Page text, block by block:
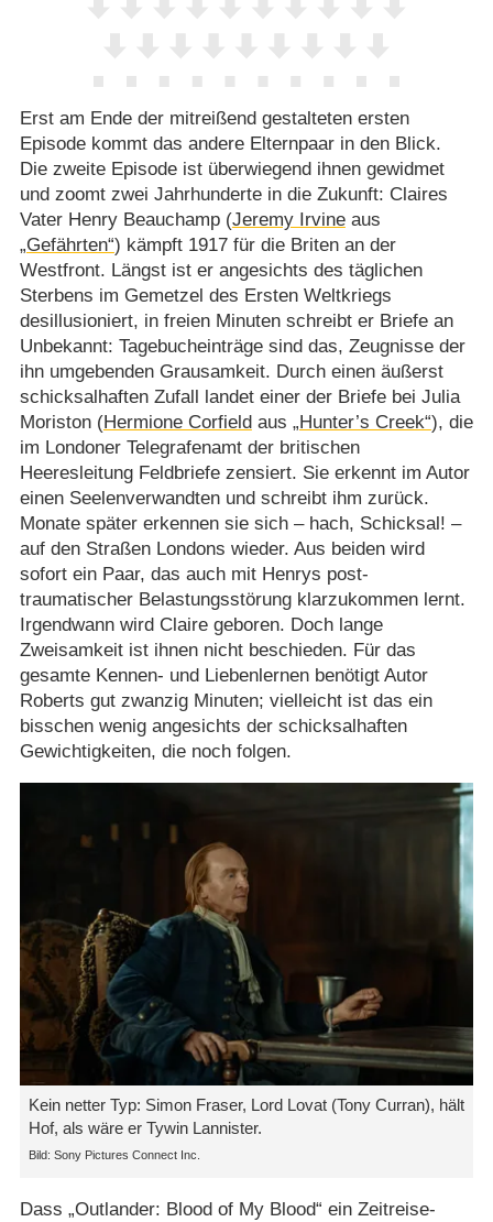
Erst am Ende der mitreißend gestalteten ersten
Episode kommt das andere Elternpaar in den Blick.
Die zweite Episode ist überwiegend ihnen gewidmet
und zoomt zwei Jahrhunderte in die Zukunft: Claires
Vater Henry Beauchamp (Jeremy Irvineaus
„Gefährten“) kämpft 1917 für die Briten an der
Westfront. Längst ist er angesichts des täglichen
Sterbens im Gemetzel des Ersten Weltkriegs
desillusioniert, in freien Minuten schreibt er Briefe an
Unbekannt: Tagebucheinträge sind das, Zeugnisse der
ihn umgebenden Grausamkeit. Durch einen äußerst
schicksalhaften Zufall landet einer der Briefe bei Julia
Moriston (Hermione Corfieldaus „Hunter’s Creek“), die
im Londoner Telegrafenamt der britischen
Heeresleitung Feldbriefe zensiert. Sie erkennt im Autor
einen Seelenverwandten und schreibt ihm zurück.
Monate später erkennen sie sich – hach, Schicksal! –
auf den Straßen Londons wieder. Aus beiden wird
sofort ein Paar, das auch mit Henrys post-
traumatischer Belastungsstörung klarzukommen lernt.
Irgendwann wird Claire geboren. Doch lange
Zweisamkeit ist ihnen nicht beschieden. Für das
gesamte Kennen- und Liebenlernen benötigt Autor
Roberts gut zwanzig Minuten; vielleicht ist das ein
bisschen wenig angesichts der schicksalhaften
Gewichtigkeiten, die noch folgen.
Kein netter Typ: Simon Fraser, Lord Lovat (Tony Curran), hält
Hof, als wäre er Tywin Lannister.
Sony Pictures Connect Inc.
Dass „Outlander: Blood of My Blood“ ein Zeitreise-